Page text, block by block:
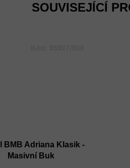
SOUVISEJÍCÍ
BMB Adriana Klasik -
Masivní Buk